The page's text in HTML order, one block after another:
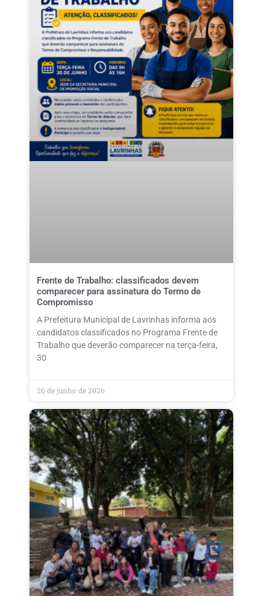
Frente de Trabalho: classificados devem
comparecer para assinatura do Termo de
Compromisso
A Prefeitura Municipal de Lavrinhas informa aos
candidatos classificados no Programa Frente de
Trabalho que deverão comparecer na terça-feira,
30
26 de junho de 2026